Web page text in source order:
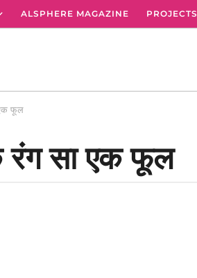
ALSPHERE MAGAZINE PROJECTS
फूल
रंग सा एक फूल